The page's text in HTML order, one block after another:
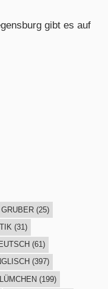
gibt es auf
(25)
(31)
(61)
(397)
(199)